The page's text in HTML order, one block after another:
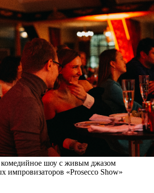
комедийное шоу с живым джазом
импровизаторов «Prosecco Show»